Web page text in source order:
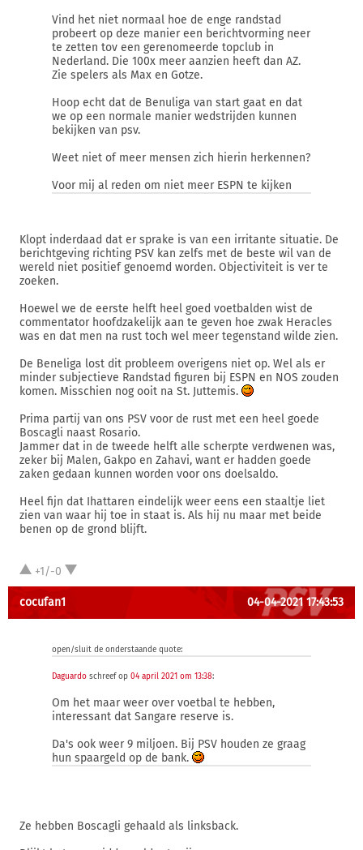
Vind het niet normaal hoe de enge randstad
probeert op deze manier een berichtvorming neer
te zetten tov een gerenomeerde topclub in
Nederland. Die 100x meer aanzien heeft dan AZ.
Zie spelers als Max en Gotze.
Hoop echt dat de Benuliga van start gaat en dat
we op een normale manier wedstrijden kunnen
bekijken van psv.
Weet niet of meer mensen zich hierin herkennen?
Voor mij al reden om niet meer ESPN te kijken
Klopt inderdaad dat er sprake is van een irritante situatie. De
berichtgeving richting PSV kan zelfs met de beste wil van de
wereld niet positief genoemd worden. Objectiviteit is ver te
zoeken.
Hoewel we de eerste helft heel goed voetbalden wist de
commentator hoofdzakelijk aan te geven hoe zwak Heracles
was en dat men na rust toch wel meer tegenstand wilde zien.
De Beneliga lost dit probleem overigens niet op. Wel als er
minder subjectieve Randstad figuren bij ESPN en NOS zouden
komen. Misschien nog ooit na St. Juttemis.
Prima partij van ons PSV voor de rust met een heel goede
Boscagli naast Rosario.
Jammer dat in de tweede helft alle scherpte verdwenen was,
zeker bij Malen, Gakpo en Zahavi, want er hadden goede
zaken gedaan kunnen worden voor ons doelsaldo.
Heel fijn dat Ihattaren eindelijk weer eens een staaltje liet
zien van waar hij toe in staat is. Als hij nu maar met beide
benen op de grond blijft.
+1/-0
cocufan1 04-04-2021 17:43:53
open/sluit de onderstaande quote:
Daguardo schreef op 04 april 2021 om 13:38:
Om het maar weer over voetbal te hebben,
interessant dat Sangare reserve is.
Da's ook weer 9 miljoen. Bij PSV houden ze graag
hun spaargeld op de bank.
Ze hebben Boscagli gehaald als linksback.